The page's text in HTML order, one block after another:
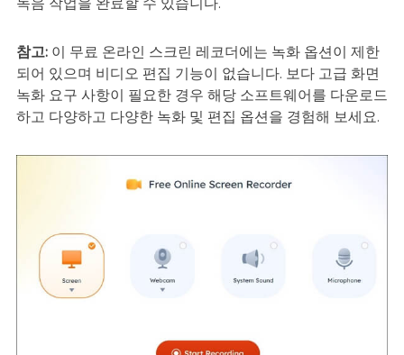
녹음 작업을 완료할 수 있습니다.
참고:이 무료 온라인 스크린 레코더에는 녹화 옵션이 제한
되어 있으며 비디오 편집 기능이 없습니다. 보다 고급 화면
녹화 요구 사항이 필요한 경우 해당 소프트웨어를 다운로드
하고 다양하고 다양한 녹화 및 편집 옵션을 경험해 보세요.